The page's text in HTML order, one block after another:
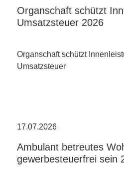
Organschaft schützt
Umsatzsteuer 2026
Organschaft schützt
Umsatzsteuer
17.07.2026
Ambulant betreutes
gewerbesteuerfrei sein